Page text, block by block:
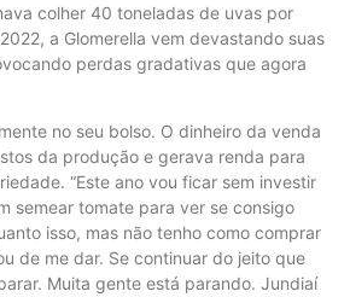
colher 40 toneladas de uvas por
a Glomerella vem devastando suas
perdas gradativas que agora
no seu bolso. O dinheiro da venda
da produção e gerava renda para
“Este ano vou ficar sem investir
semear tomate para ver se consigo
isso, mas não tenho como comprar
de me dar. Se continuar do jeito que
Muita gente está parando. Jundiaí